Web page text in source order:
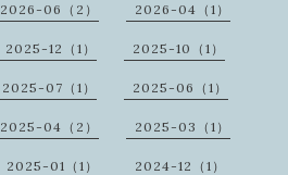
2026-06（2） 2026-04（1）
2025-12（1） 2025-10（1）
2025-07（1） 2025-06（1）
2025-04（2） 2025-03（1）
2025-01（1） 2024-12（1）